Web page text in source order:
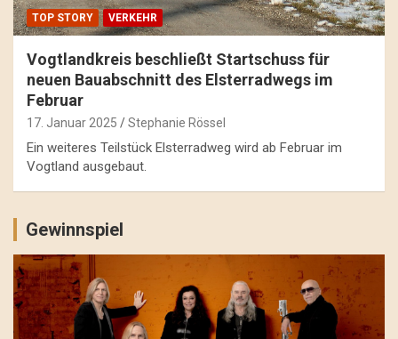
TOP STORY VERKEHR
Vogtlandkreis beschließt Startschuss für
neuen Bauabschnitt des Elsterradwegs im
Februar
17. Januar 2025 Stephanie Rössel
Ein weiteres Teilstück Elsterradweg wird ab Februar im
Vogtland ausgebaut.
Gewinnspiel